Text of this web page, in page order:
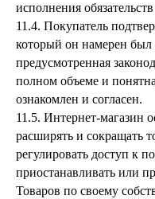
исполнения
11.4. Покупатель
который он намерен
предусмотренная
полном объеме и
ознакомлен и согласен.
11.5. Интернет-магазин
расширять и сокращать
регулировать доступ к
приостанавливать или
Товаров по своему